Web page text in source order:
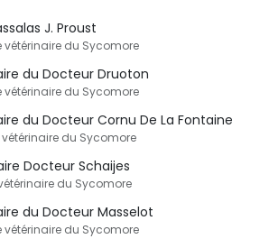
J. Proust
du Sycomore
du Docteur Druoton
du Sycomore
du Docteur Cornu De La Fontaine
du Sycomore
Docteur Schaijes
du Sycomore
du Docteur Masselot
du Sycomore